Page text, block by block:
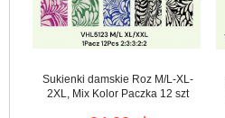
Sukienki damskie Roz M/L-XL-
2XL, Mix Kolor Paczka 12 szt